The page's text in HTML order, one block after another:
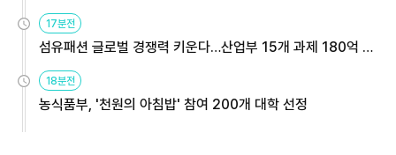
용해야
17분전
섬유패션 글로벌 경쟁력 키운다…산업부 15개 과제 180억 지
원
18분전
농식품부, '천원의 아침밥' 참여 200개 대학 선정